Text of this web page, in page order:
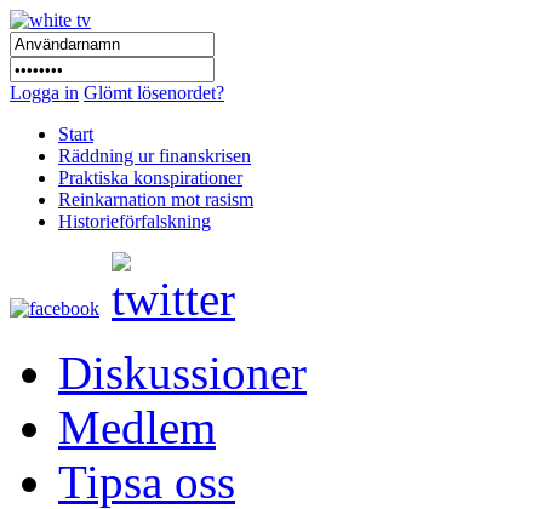
Logga in Glömt lösenordet?
Start
Räddning ur finanskrisen
Praktiska konspirationer
Reinkarnation mot rasism
Historieförfalskning
Diskussioner
Medlem
Tipsa oss